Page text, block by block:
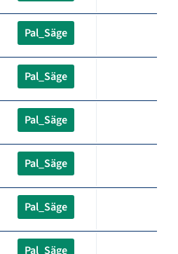
Pal_Säge
Pal_Säge
Pal_Säge
Pal_Säge
Pal_Säge
Pal_Säge